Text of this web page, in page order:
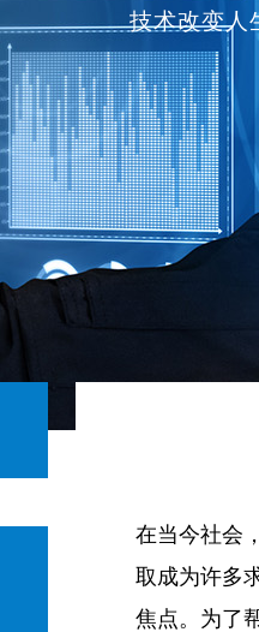
技术改变人
在当今社会
取成为许多
焦点。为了